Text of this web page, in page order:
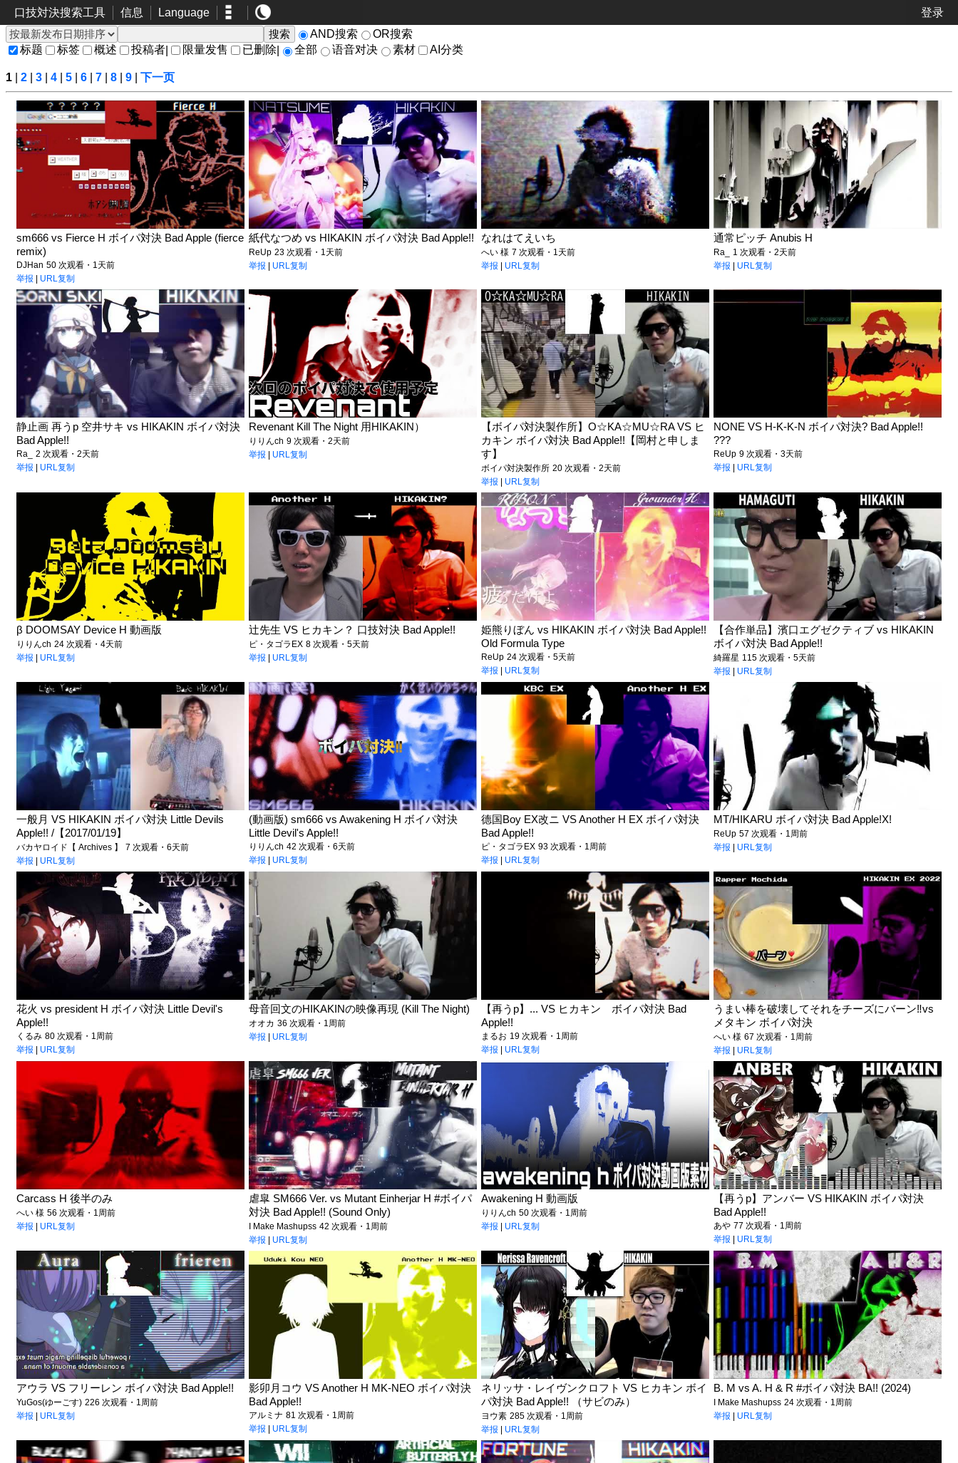
口技対決搜索工具 信息 Language
登录
AND搜索
OR搜索
标题
标签 概述 投稿者 限量发售 已删除 全部 语音对决 素材 AI分类
1 2 3 4 5 6 7 8 9 下一页
sm666 vs Fierce H ボイパ対決 Bad Apple (fierce
remix)
DJHan 50 次观看・1天前
举报
URL复制
紙代なつめ vs HIKAKIN ボイパ対決 Bad Apple!!
ReUp 23 次观看・1天前
举报
URL复制
なれはてえいち
へい 様 7 次观看・1天前
举报
URL复制
通常ピッチ Anubis H
Ra_
1 次观看・2天前
举报
URL复制
静止画 再うp 空井サキ vs HIKAKIN ボイパ対決
Bad Apple!!
Ra_
2 次观看・2天前
举报
URL复制
Revenant Kill The Night 用HIKAKIN）
りりんch 9 次观看・2天前
举报
URL复制
【ボイパ対決製作所】O☆KA☆MU☆RA VS ヒ
カキン ボイパ対決 Bad Apple!!【岡村と申しま
す】
ボイパ対決製作所 20 次观看・2天前
举报
URL复制
NONE VS H-K-K-N ボイパ対決? Bad Apple!!
???
ReUp 9 次观看・3天前
举报
URL复制
β DOOMSAY Device H 動画版
りりんch 24 次观看・4天前
举报
URL复制
辻先生 VS ヒカキン？ 口技対決 Bad Apple!!
ピ・タゴラEX 8 次观看・5天前
举报
URL复制
姫熊りぼん vs HIKAKIN ボイパ対決 Bad Apple!!
Old Formula Type
ReUp 24 次观看・5天前
举报
URL复制
【合作単品】濱口エグゼクティブ vs HIKAKIN
ボイパ対決 Bad Apple!!
綺羅星 115 次观看・5天前
举报
URL复制
一般月 VS HIKAKIN ボイパ対決 Little Devils
Apple!! /【2017/01/19】
バカヤロイド【 Archives 】
7 次观看・6天前
举报
URL复制
(動画版) sm666 vs Awakening H ボイパ対決
Little Devil's Apple!!
りりんch 42 次观看・6天前
举报
URL复制
德国Boy EX改ニ VS Another H EX ボイパ対決
Bad Apple!!
ピ・タゴラEX 93 次观看・1周前
举报
URL复制
MT/HIKARU ボイパ対決 Bad Apple!X!
ReUp 57 次观看・1周前
举报
URL复制
花火 vs president H ボイパ対決 Little Devil's
Apple!!
くるみ 80 次观看・1周前
举报
URL复制
母音回文のHIKAKINの映像再現 (Kill The Night)
オオカ 36 次观看・1周前
举报
URL复制
【再うp】... VS ヒカキン ボイパ対決 Bad
Apple!!
まるお 19 次观看・1周前
举报
URL复制
うまい棒を破壊してそれをチーズにバーン‼️vs
メタキン ボイパ対決
へい 様 67 次观看・1周前
举报
URL复制
Carcass H 後半のみ
へい 様 56 次观看・1周前
举报
URL复制
虐皐 SM666 Ver. vs Mutant Einherjar H #ボイパ
対決 Bad Apple!! (Sound Only)
I Make Mashupss 42 次观看・1周前
举报
URL复制
Awakening H 動画版
りりんch 50 次观看・1周前
举报
URL复制
【再うp】アンバー VS HIKAKIN ボイパ対決
Bad Apple!!
あや 77 次观看・1周前
举报
URL复制
アウラ VS フリーレン ボイパ対決 Bad Apple!!
YuGos(ゆーごす) 226 次观看・1周前
举报
URL复制
影卯月コウ VS Another H MK-NEO ボイパ対決
Bad Apple!!
アルミナ 81 次观看・1周前
举报
URL复制
ネリッサ・レイヴンクロフト VS ヒカキン ボイ
パ対決 Bad Apple!! （サビのみ）
ヨウ素 285 次观看・1周前
举报
URL复制
B. M vs A. H & R #ボイパ対決 BA!! (2024)
I Make Mashupss 24 次观看・1周前
举报
URL复制